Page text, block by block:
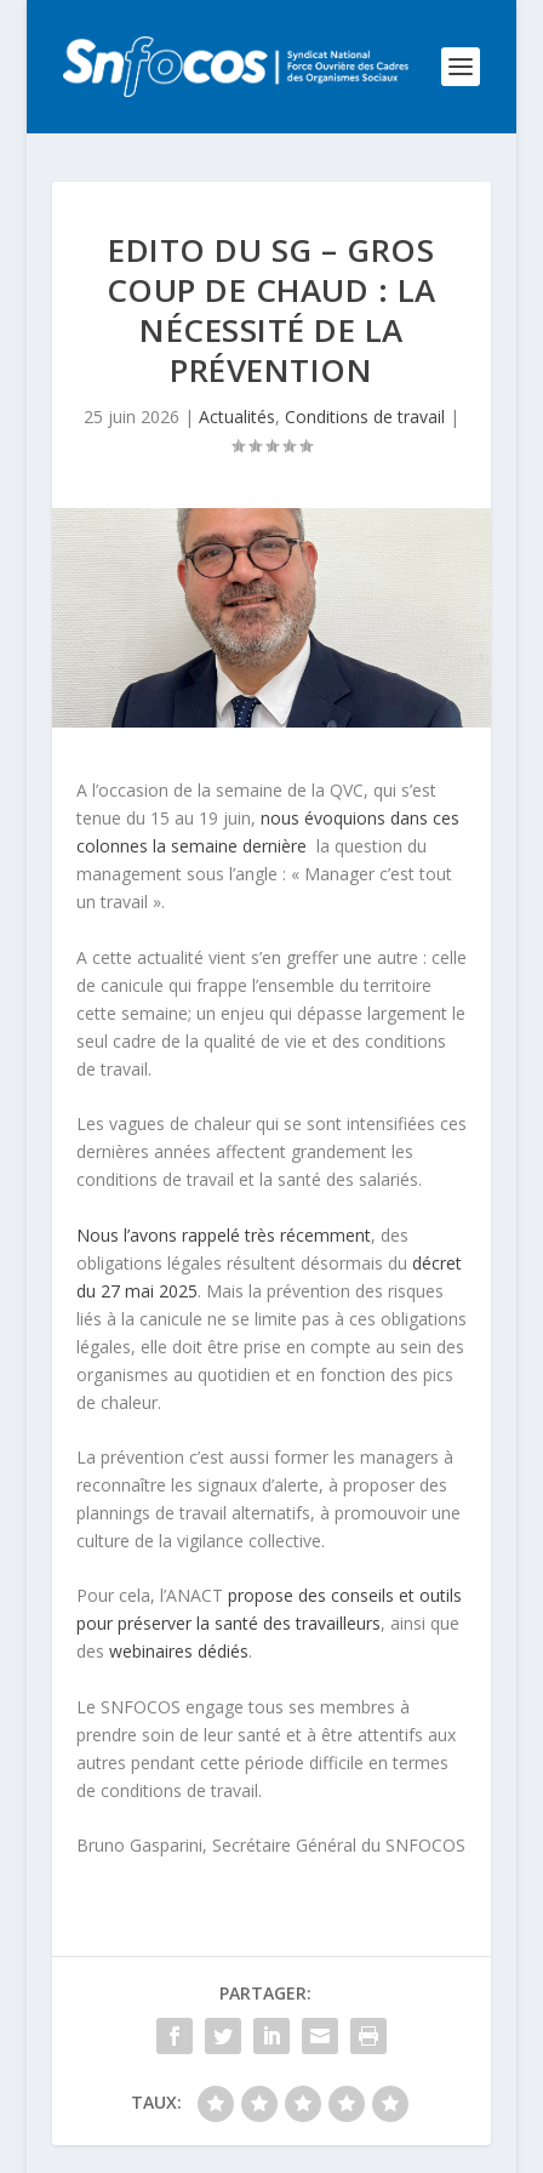
EDITO DU SG – GROS
COUP DE CHAUD : LA
NÉCESSITÉ DE LA
PRÉVENTION
25 juin 2026 | Actualités, Conditions de travail |
A l’occasion de la semaine de la QVC, qui s’est
tenue du 15 au 19 juin, nous évoquions dans ces
colonnes la semaine dernière la question du
management sous l’angle : « Manager c’est tout
un travail ».
A cette actualité vient s’en greffer une autre : celle
de canicule qui frappe l’ensemble du territoire
cette semaine; un enjeu qui dépasse largement le
seul cadre de la qualité de vie et des conditions
de travail.
Les vagues de chaleur qui se sont intensifiées ces
dernières années affectent grandement les
conditions de travail et la santé des salariés.
Nous l’avons rappelé très récemment, des
obligations légales résultent désormais du décret
du 27 mai 2025. Mais la prévention des risques
liés à la canicule ne se limite pas à ces obligations
légales, elle doit être prise en compte au sein des
organismes au quotidien et en fonction des pics
de chaleur.
La prévention c’est aussi former les managers à
reconnaître les signaux d’alerte, à proposer des
plannings de travail alternatifs, à promouvoir une
culture de la vigilance collective.
Pour cela, l’ANACT propose des conseils et outils
pour préserver la santé des travailleurs, ainsi que
des webinaires dédiés.
Le SNFOCOS engage tous ses membres à
prendre soin de leur santé et à être attentifs aux
autres pendant cette période difficile en termes
de conditions de travail.
Bruno Gasparini, Secrétaire Général du SNFOCOS
PARTAGER:
TAUX: